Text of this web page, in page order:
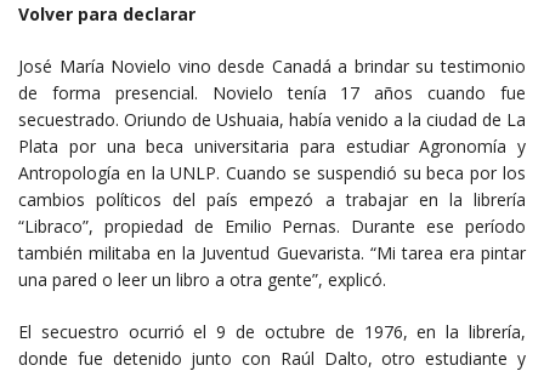
Volver para declarar
José María Novielo vino desde Canadá a brindar su testimonio
de forma presencial. Novielo tenía 17 años cuando fue
secuestrado. Oriundo de Ushuaia, había venido a la ciudad de La
Plata por una beca universitaria para estudiar Agronomía y
Antropología en la UNLP. Cuando se suspendió su beca por los
cambios políticos del país empezó a trabajar en la librería
“Libraco”, propiedad de Emilio Pernas. Durante ese período
también militaba en la Juventud Guevarista. “Mi tarea era pintar
una pared o leer un libro a otra gente”, explicó.
El secuestro ocurrió el 9 de octubre de 1976, en la librería,
donde fue detenido junto con Raúl Dalto, otro estudiante y